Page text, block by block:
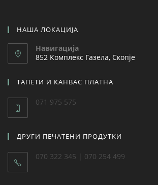
НАША ЛОКАЦИЈА
Навигација
852 Комплекс Газела, Скопје
ТАПЕТИ И КАНВАС ПЛАТНА
071 975 575
ДРУГИ ПЕЧАТЕНИ ПРОДУТКИ
070 322 345 | 070 254 499